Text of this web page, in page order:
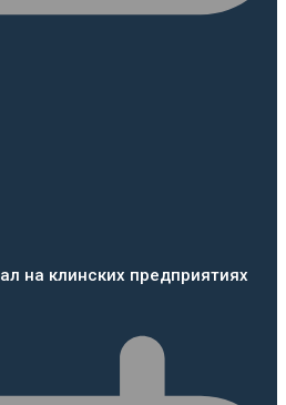
на клинских предприятиях